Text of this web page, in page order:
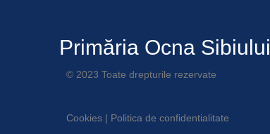
Primăria Ocna Sibiului
© 2023 Toate drepturile rezervate
Cookies| Politica de confidentialitate